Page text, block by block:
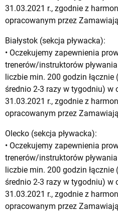
31.03.2021 r., zgodnie z
opracowanym przez
Białystok (sekcja pływacka):
• Oczekujemy zapewnienia
trenerów/instruktorów
liczbie min. 200 godzin
średnio 2-3 razy w tygodniu) w
31.03.2021 r., zgodnie z
opracowanym przez
Olecko (sekcja pływacka):
• Oczekujemy zapewnienia
trenerów/instruktorów
liczbie min. 200 godzin
średnio 2-3 razy w tygodniu) w
31.03.2021 r., zgodnie z
opracowanym przez